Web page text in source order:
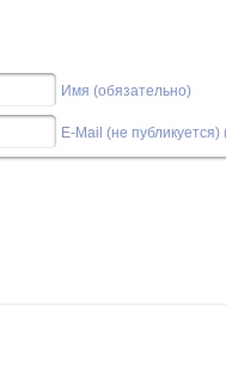
Имя (обязательно)
E-Mail (не